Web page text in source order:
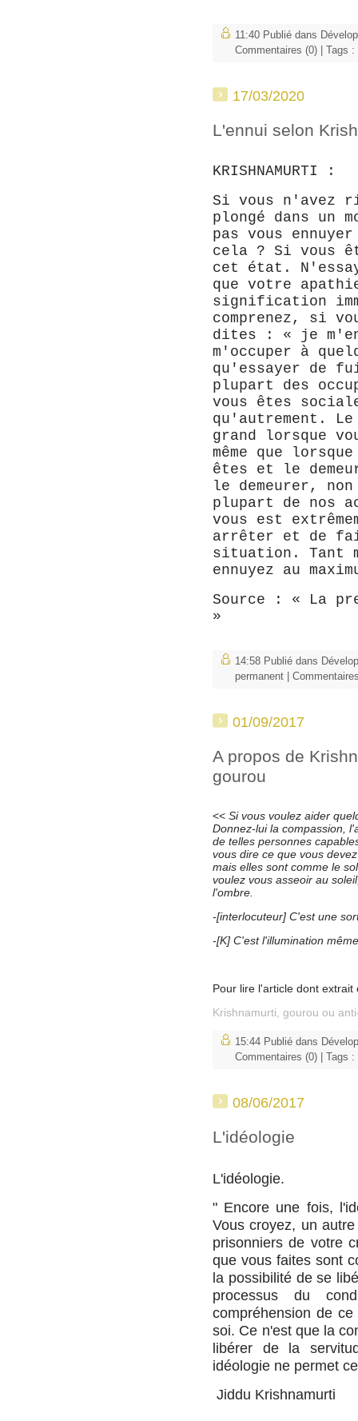
11:40 Publié dans
Commentaires (0) | Tags :
17/03/2020
L'ennui selon
KRISHNAMURTI :
Si vous n'avez
plongé dans un
pas vous
cela ? Si vous
cet état.
que votre
signification
comprenez, si
dites : « je
m'occuper à
qu'essayer de
plupart des
vous êtes
qu'autrement.
grand lorsque
même que
êtes et le
le demeurer,
plupart de nos
vous est
arrêter et de
situation. Tant
ennuyez au
Source : « La
»
14:58 Publié dans
permanent
01/09/2017
A propos de
gourou
<< Si vous voulez aider
Donnez-lui la compassion,
de telles personnes
vous dire ce que vous
mais elles sont comme le
voulez vous asseoir au
l'ombre.
-[interlocuteur] C'est une
-[K] C'est l'illumination
Pour lire l'article dont
Krishnamurti, gourou ou
15:44 Publié dans
Commentaires (0) | Tags :
08/06/2017
L'idéologie
L'idéologie.
" Encore une fois,
Vous croyez, un
prisonniers de votre
que vous faites sont
la possibilité de se
processus du
compréhension de
soi. Ce n'est que la
libérer de la
idéologie ne permet
Jiddu Krishnamurti